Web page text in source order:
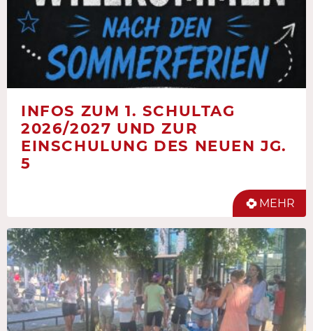
INFOS ZUM 1. SCHULTAG
2026/2027 UND ZUR
EINSCHULUNG DES NEUEN JG.
5
MEHR